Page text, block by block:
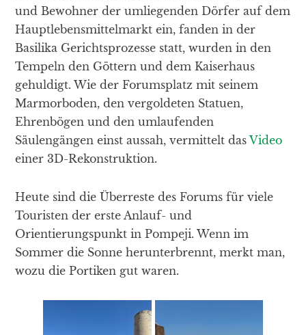
und Bewohner der umliegenden Dörfer auf dem
Hauptlebensmittelmarkt ein, fanden in der
Basilika Gerichtsprozesse statt, wurden in den
Tempeln den Göttern und dem Kaiserhaus
gehuldigt. Wie der Forumsplatz mit seinem
Marmorboden, den vergoldeten Statuen,
Ehrenbögen und den umlaufenden
Säulengängen einst aussah, vermittelt dasVideo
einer 3D-Rekonstruktion.
Heute sind die Überreste des Forums für viele
Touristen der erste Anlauf- und
Orientierungspunkt in Pompeji. Wenn im
Sommer die Sonne herunterbrennt, merkt man,
wozu die Portiken gut waren.